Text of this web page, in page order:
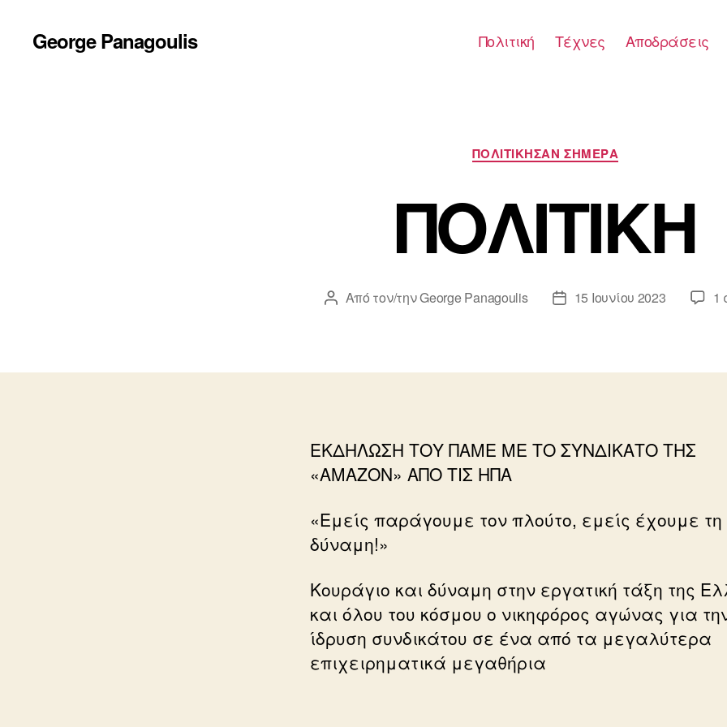
George Panagoulis Πολιτική Τέχνες Αποδράσεις
Κατηγορίες
ΠΟΛΙΤΙΚΗΣΑΝ ΣΗΜΕΡΑ
ΠΟΛΙΤΙΚΗ
Συντάκτης
Από τον/τηνGeorge Panagoulis
Ημ.15 Ιουνίου 2023 1
ΕΚΔΗΛΩΣΗ ΤΟΥ ΠΑΜΕ ΜΕ ΤΟ ΣΥΝΔΙΚΑΤΟ ΤΗΣ
«AMAZON» ΑΠΟ ΤΙΣ ΗΠΑ
«Εμείς παράγουμε τον πλούτο, εμείς έχουμε τη
δύναμη!»
Κουράγιο και δύναμη στην εργατική τάξη της
και όλου του κόσμου ο νικηφόρος αγώνας για
ίδρυση συνδικάτου σε ένα από τα μεγαλύτερα
επιχειρηματικά μεγαθήρια